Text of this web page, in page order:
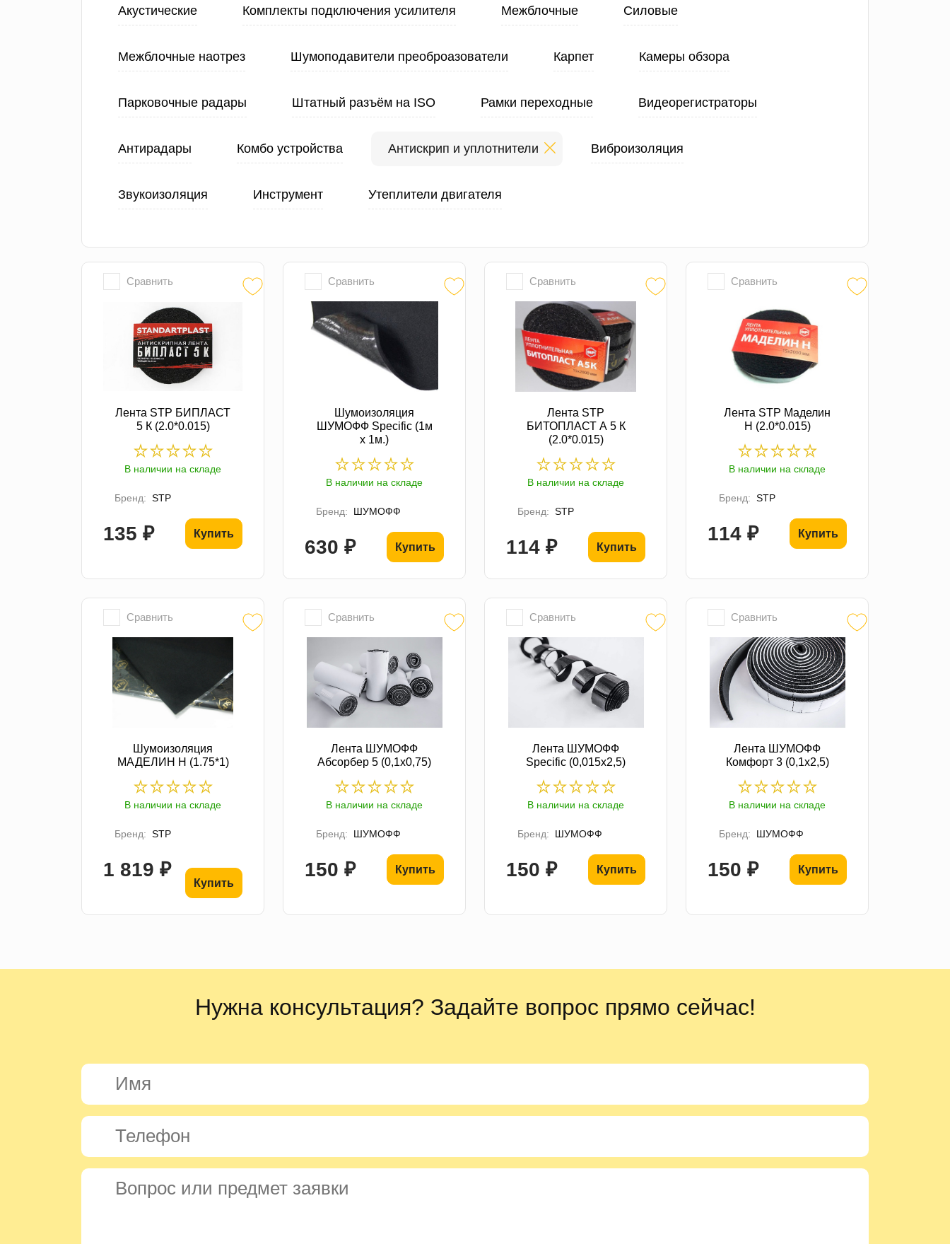
Акустические Комплекты подключения усилителя Межблочные Силовые
Межблочные наотрез Шумоподавители преоброазователи Карпет Камеры обзора
Парковочные радары Штатный разъём на ISO Рамки переходные Видеорегистраторы
Антирадары Комбо устройства Антискрип и уплотнители Виброизоляция
Звукоизоляция Инструмент Утеплители двигателя
Сравнить
Лента STP БИПЛАСТ
5 К (2.0*0.015)
В наличии на складе
Бренд: STP
135 ₽ Купить
Сравнить
Шумоизоляция
ШУМОФФ Specific (1м
х 1м.)
В наличии на складе
Бренд: ШУМОФФ
630 ₽ Купить
Сравнить
Лента STP
БИТОПЛАСТ А 5 К
(2.0*0.015)
В наличии на складе
Бренд: STP
114 ₽ Купить
Сравнить
Лента STP Маделин
Н (2.0*0.015)
В наличии на складе
Бренд: STP
114 ₽ Купить
Сравнить
Шумоизоляция
МАДЕЛИН Н (1.75*1)
В наличии на складе
Бренд: STP
1 819 ₽
Купить
Сравнить
Лента ШУМОФФ
Абсорбер 5 (0,1х0,75)
В наличии на складе
Бренд: ШУМОФФ
150 ₽ Купить
Сравнить
Лента ШУМОФФ
Specific (0,015х2,5)
В наличии на складе
Бренд: ШУМОФФ
150 ₽ Купить
Сравнить
Лента ШУМОФФ
Комфорт 3 (0,1х2,5)
В наличии на складе
Бренд: ШУМОФФ
150 ₽ Купить
Нужна консультация? Задайте вопрос прямо сейчас!